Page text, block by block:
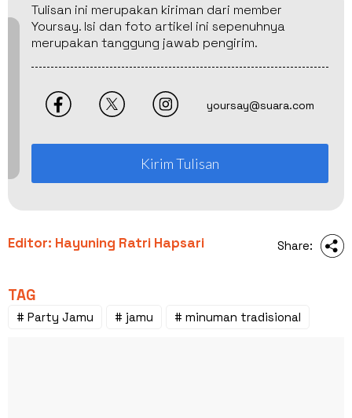
Tulisan ini merupakan kiriman dari member
Yoursay. Isi dan foto artikel ini sepenuhnya
merupakan tanggung jawab pengirim.
yoursay@suara.com
Kirim Tulisan
Editor: Hayuning Ratri Hapsari Share:
TAG
# Party Jamu # jamu # minuman tradisional